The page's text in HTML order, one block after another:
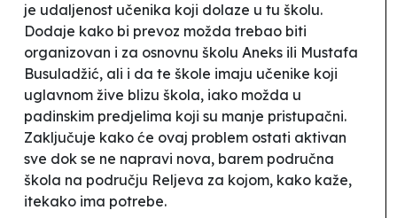
je udaljenost učenika koji dolaze u tu školu.
Dodaje kako bi prevoz možda trebao biti
organizovan i za osnovnu školu Aneks ili Mustafa
Busuladžić, ali i da te škole imaju učenike koji
uglavnom žive blizu škola, iako možda u
padinskim predjelima koji su manje pristupačni.
Zaključuje kako će ovaj problem ostati aktivan
sve dok se ne napravi nova, barem područna
škola na području Reljeva za kojom, kako kaže,
itekako ima potrebe.